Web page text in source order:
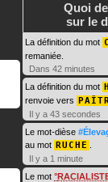
Quoi
sur le
La définition du mot
remaniée.
Dans 42 minutes
La définition du mot
renvoie vers
Il y a 43 secondes
Le mot-dièse
au mot RUCHE
Il y a 1 minute
Le mot